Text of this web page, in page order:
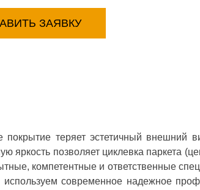
рублей
ЗАЯВКУ
теряет эстетичный внешний
яркость позволяет циклевка паркета
компетентные и ответственные
современное надежное